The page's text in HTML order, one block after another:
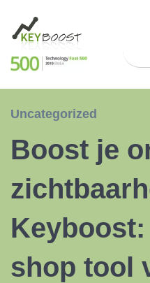
Uncategorized
Boost je
Keyboost:
shop tool